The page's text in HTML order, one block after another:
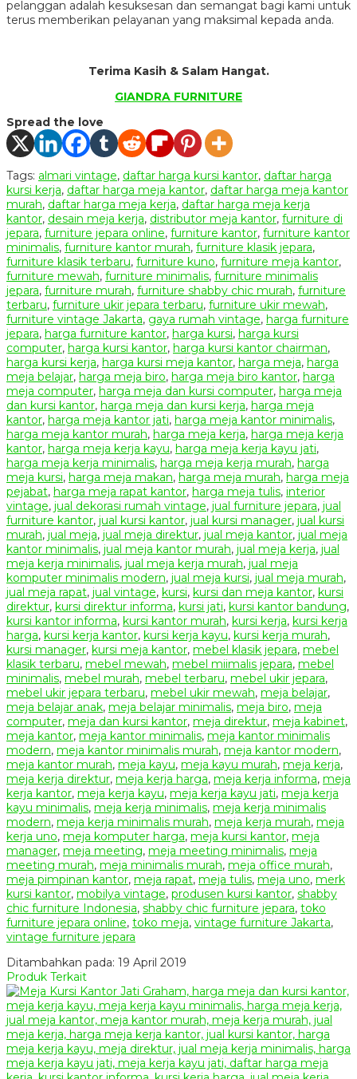
pelanggan adalah kesuksesan dan semangat bagi kami untuk
terus memberikan pelayanan yang maksimal kepada anda.
Terima Kasih & Salam Hangat.
GIANDRA FURNITURE
Spread the love
Tags: almari vintage, daftar harga kursi kantor, daftar harga
kursi kerja, daftar harga meja kantor, daftar harga meja kantor
murah, daftar harga meja kerja, daftar harga meja kerja
kantor, desain meja kerja, distributor meja kantor, furniture di
jepara, furniture jepara online, furniture kantor, furniture kantor
minimalis, furniture kantor murah, furniture klasik jepara,
furniture klasik terbaru, furniture kuno, furniture meja kantor,
furniture mewah, furniture minimalis, furniture minimalis
jepara, furniture murah, furniture shabby chic murah, furniture
terbaru, furniture ukir jepara terbaru, furniture ukir mewah,
furniture vintage Jakarta, gaya rumah vintage, harga furniture
jepara, harga furniture kantor, harga kursi, harga kursi
computer, harga kursi kantor, harga kursi kantor chairman,
harga kursi kerja, harga kursi meja kantor, harga meja, harga
meja belajar, harga meja biro, harga meja biro kantor, harga
meja computer, harga meja dan kursi computer, harga meja
dan kursi kantor, harga meja dan kursi kerja, harga meja
kantor, harga meja kantor jati, harga meja kantor minimalis,
harga meja kantor murah, harga meja kerja, harga meja kerja
kantor, harga meja kerja kayu, harga meja kerja kayu jati,
harga meja kerja minimalis, harga meja kerja murah, harga
meja kursi, harga meja makan, harga meja murah, harga meja
pejabat, harga meja rapat kantor, harga meja tulis, interior
vintage, jual dekorasi rumah vintage, jual furniture jepara, jual
furniture kantor, jual kursi kantor, jual kursi manager, jual kursi
murah, jual meja, jual meja direktur, jual meja kantor, jual meja
kantor minimalis, jual meja kantor murah, jual meja kerja, jual
meja kerja minimalis, jual meja kerja murah, jual meja
komputer minimalis modern, jual meja kursi, jual meja murah,
jual meja rapat, jual vintage, kursi, kursi dan meja kantor, kursi
direktur, kursi direktur informa, kursi jati, kursi kantor bandung,
kursi kantor informa, kursi kantor murah, kursi kerja, kursi kerja
harga, kursi kerja kantor, kursi kerja kayu, kursi kerja murah,
kursi manager, kursi meja kantor, mebel klasik jepara, mebel
klasik terbaru, mebel mewah, mebel miimalis jepara, mebel
minimalis, mebel murah, mebel terbaru, mebel ukir jepara,
mebel ukir jepara terbaru, mebel ukir mewah, meja belajar,
meja belajar anak, meja belajar minimalis, meja biro, meja
computer, meja dan kursi kantor, meja direktur, meja kabinet,
meja kantor, meja kantor minimalis, meja kantor minimalis
modern, meja kantor minimalis murah, meja kantor modern,
meja kantor murah, meja kayu, meja kayu murah, meja kerja,
meja kerja direktur, meja kerja harga, meja kerja informa, meja
kerja kantor, meja kerja kayu, meja kerja kayu jati, meja kerja
kayu minimalis, meja kerja minimalis, meja kerja minimalis
modern, meja kerja minimalis murah, meja kerja murah, meja
kerja uno, meja komputer harga, meja kursi kantor, meja
manager, meja meeting, meja meeting minimalis, meja
meeting murah, meja minimalis murah, meja office murah,
meja pimpinan kantor, meja rapat, meja tulis, meja uno, merk
kursi kantor, mobilya vintage, produsen kursi kantor, shabby
chic furniture Indonesia, shabby chic furniture jepara, toko
furniture jepara online, toko meja, vintage furniture Jakarta,
vintage furniture jepara
Ditambahkan pada: 19 April 2019
Produk Terkait